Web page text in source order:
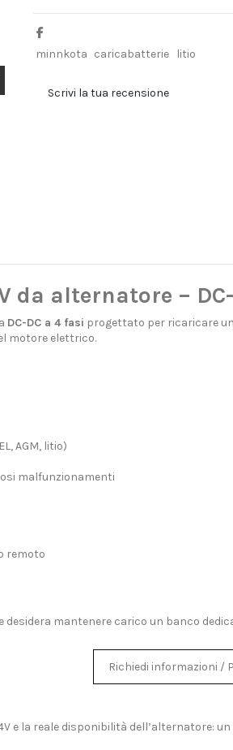
minnkota caricabatterie litio
Scrivi la tua recensione
alternatore –
DC-DC a 4 fasi progettato per ricaricare
motore elettrico.
AGM, litio)
malfunzionamenti
remoto
desidera mantenere carico un banco
Richiedi informazioni /
e la reale disponibilità dell’alternatore: